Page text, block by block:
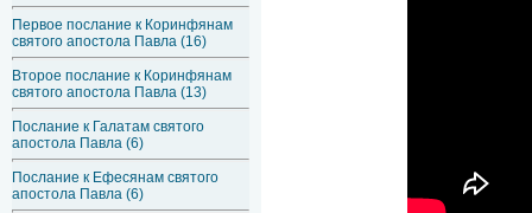
Первое послание к Коринфянам
святого апостола Павла (16)
Второе послание к Коринфянам
святого апостола Павла (13)
Послание к Галатам святого
апостола Павла (6)
Послание к Ефесянам святого
апостола Павла (6)